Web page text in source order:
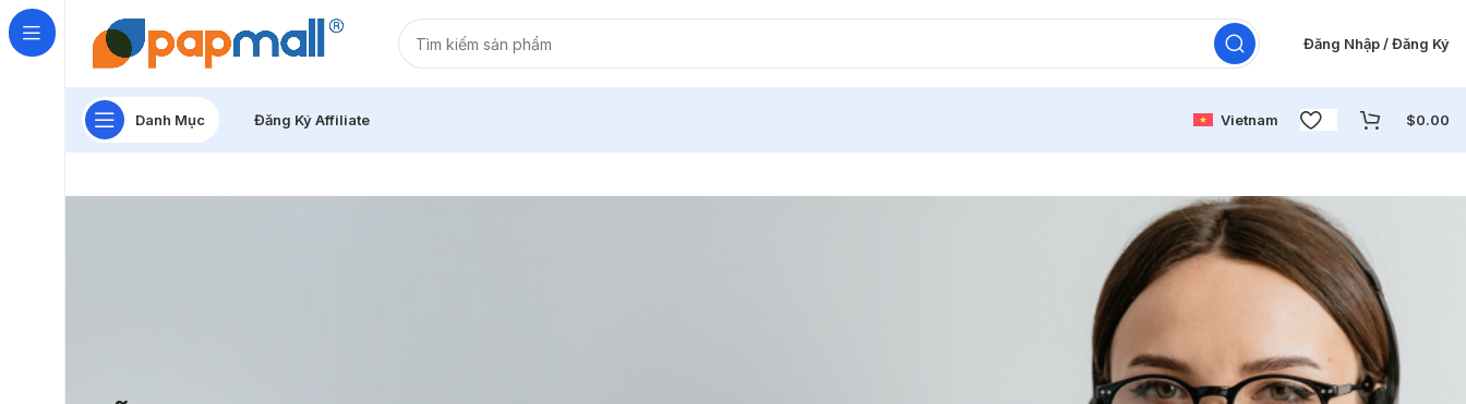
Đăng Nhập / Đăng Ký
Danh Mục Đăng Ký Affiliate Vietnam $0.00